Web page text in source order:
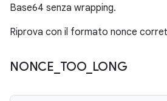
Base64 senza wrapping.
Riprova con il formato nonce
NONCE TOO_ LONG